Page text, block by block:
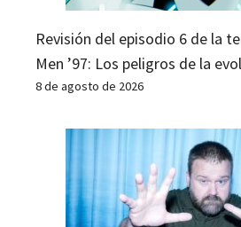
Revisión del episodio 6 de la
Men ’97: Los peligros de la
8 de agosto de 2026